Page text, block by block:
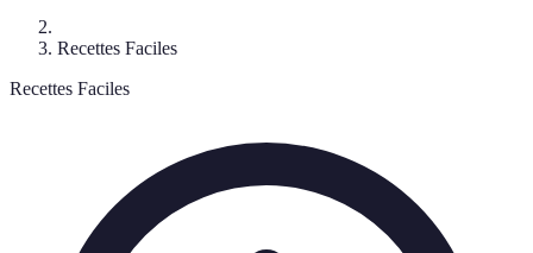
Recettes Faciles
Recettes Faciles